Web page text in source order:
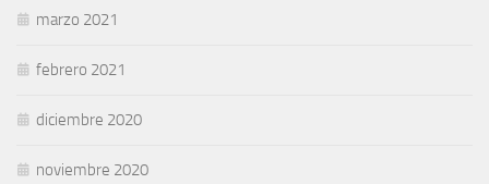
marzo 2021
febrero 2021
diciembre 2020
noviembre 2020